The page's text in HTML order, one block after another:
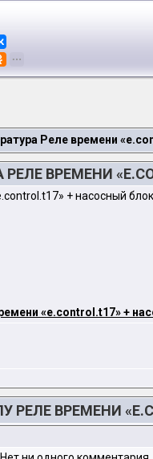
Реле времени
ВРЕМЕНИ
+ насосный
«e.control.t17» +
ВРЕМЕНИ